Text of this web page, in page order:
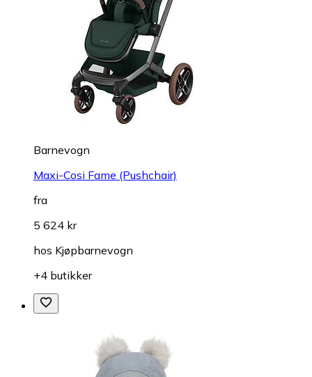
Barnevogn
Maxi-Cosi Fame (Pushchair)
fra
5 624 kr
hos Kjøpbarnevogn
+4 butikker